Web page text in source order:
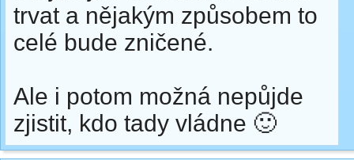
trvat a nějakým způsobem to
celé bude zničené.
Ale i potom možná nepůjde
zjistit, kdo tady vládne 🙂